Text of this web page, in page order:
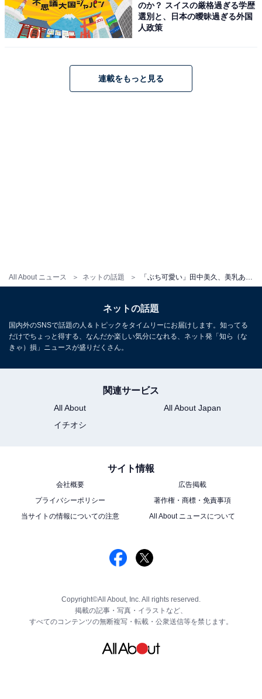
All About ニュース ネットの話題
のか？ スイスの厳格過ぎる学歴
選別と、日本の曖昧過ぎる外国
人政策
連載をもっと見る
ネットの話題
国内外のSNSで話題の人＆トピックをタイムリーにお届けします。知ってる
だけでちょっと得する、なんだか楽しい気分になれる、ネット発「知ら（な
きゃ）損」ニュースが盛りだくさん。
関連サービス
All About
All About Japan
イチオシ
サイト情報
会社概要
広告掲載
プライバシーポリシー
著作権・商標・免責事項
当サイトの情報についての注意
All About ニュースについて
Copyright©All About, Inc. All rights reserved.
掲載の記事・写真・イラストなど、
すべてのコンテンツの無断複写・転載・公衆送信等を禁じます。